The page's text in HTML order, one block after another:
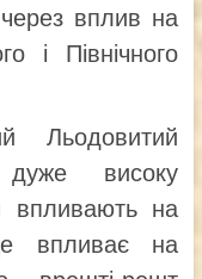
вплив на
і Північного
Льодовитий
високу
впливають на
впливає на